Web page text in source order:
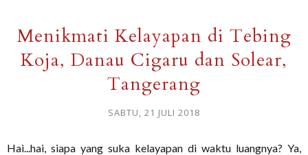
Menikmati Kelayapan di Tebing
Koja, Danau Cigaru dan Solear,
Tangerang
SABTU, 21 JULI 2018
Hai...hai, siapa yang suka kelayapan di waktu luangnya? Ya,